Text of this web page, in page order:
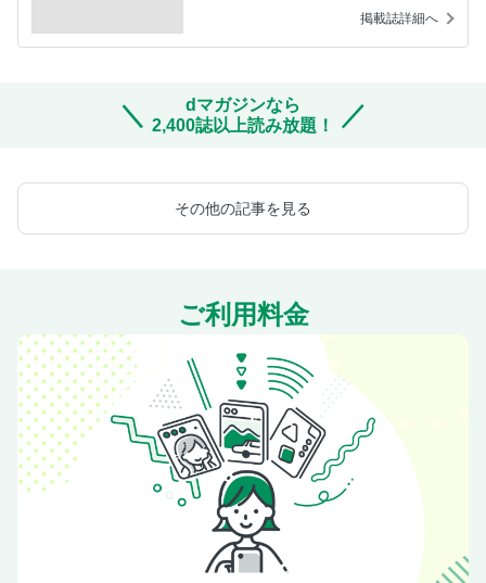
掲載誌詳細へ
dマガジンなら
2,400誌以上読み放題！
その他の記事を見る
ご利用料金